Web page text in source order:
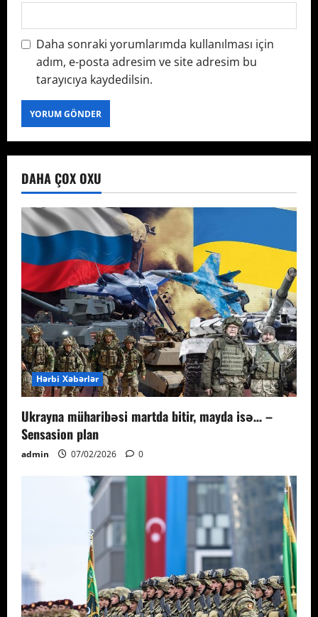
Daha sonraki yorumlarımda kullanılması için
adım, e-posta adresim ve site adresim bu
tarayıcıya kaydedilsin.
DAHA ÇOX OXU
Hərbi Xəbərlər
Ukrayna müharibəsi martda bitir, mayda isə… –
Sensasion plan
admin 07/02/2026 0